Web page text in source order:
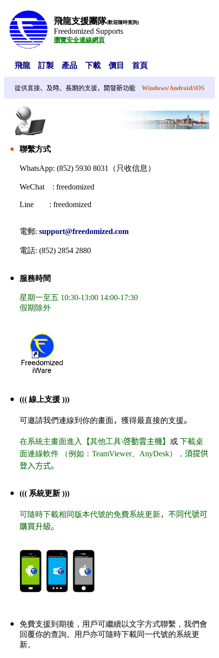
飛龍支援團隊(歡迎隨時查詢)
Freedomized Supports
瀏覽安全連線網頁
飛龍 訂製 產品 下載 價目 首頁
提供直接、及時、長期的支援 ，開發新功能 Windows/Android/iOS
● 聯繫方式
WhatsApp: (852) 5930 8031 （只收信息）
WeChat : freedomized
Line : freedomized
電郵: support@freedomized.com
電話: (852) 2854 2880
● 服務時間
星期一至五 10:30-13:00 14:00-17:30
假期除外
● ((( 線上支援 )))
可邀請我們連線到你的畫面， 獲得最直接的支援。
在系統主畫面進入 【其他工具\啓動雲主機】 或 下載桌
面連線軟件 （例如：TeamViewer、AnyDesk）， 須提供
登入方式。
● ((( 系統更新 )))
可隨時下載相同 版本代號的免費系統更新，不同代號可
購買升級。
●
免費支援到期後，用戶可繼續以文字方式聯繫，我們會
回覆你的查詢。用戶亦可隨時下載同一代號的系統更
新。